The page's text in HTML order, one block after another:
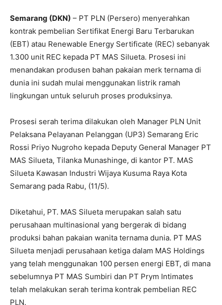
Semarang (DKN) – PT PLN (Persero) menyerahkan
kontrak pembelian Sertifikat Energi Baru Terbarukan
(EBT) atau Renewable Energy Sertificate (REC) sebanyak
1.300 unit REC kepada PT MAS Silueta. Prosesi ini
menandakan produsen bahan pakaian merk ternama di
dunia ini sudah mulai menggunakan listrik ramah
lingkungan untuk seluruh proses produksinya.
Prosesi serah terima dilakukan oleh Manager PLN Unit
Pelaksana Pelayanan Pelanggan (UP3) Semarang Eric
Rossi Priyo Nugroho kepada Deputy General Manager PT
MAS Silueta, Tilanka Munashinge, di kantor PT. MAS
Silueta Kawasan Industri Wijaya Kusuma Raya Kota
Semarang pada Rabu, (11/5).
Diketahui, PT. MAS Silueta merupakan salah satu
perusahaan multinasional yang bergerak di bidang
produksi bahan pakaian wanita ternama dunia. PT MAS
Silueta menjadi perusahaan ketiga dalam MAS Holdings
yang telah menggunakan 100 persen energi EBT, di mana
sebelumnya PT MAS Sumbiri dan PT Prym Intimates
telah melakukan serah terima kontrak pembelian REC
PLN.